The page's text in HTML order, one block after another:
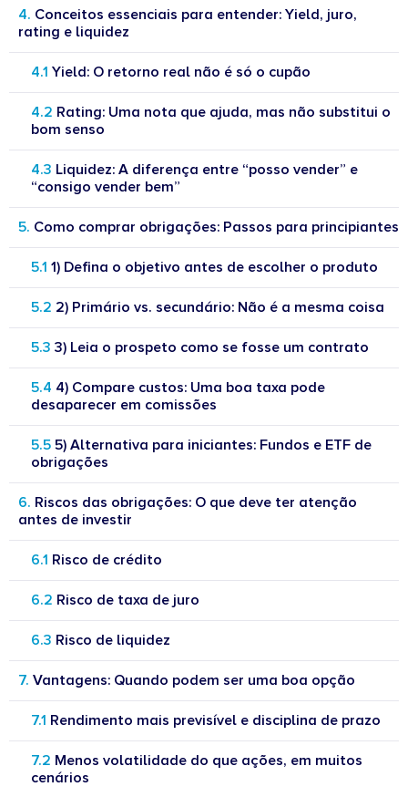
Conceitos essenciais para entender: Yield, juro,
rating e liquidez
Yield: O retorno real não é só o cupão
Rating: Uma nota que ajuda, mas não substitui o
bom senso
Liquidez: A diferença entre “posso vender” e
“consigo vender bem”
Como comprar obrigações: Passos para principiantes
1) Defina o objetivo antes de escolher o produto
2) Primário vs. secundário: Não é a mesma coisa
3) Leia o prospeto como se fosse um contrato
4) Compare custos: Uma boa taxa pode
desaparecer em comissões
5) Alternativa para iniciantes: Fundos e ETF de
obrigações
Riscos das obrigações: O que deve ter atenção
antes de investir
Risco de crédito
Risco de taxa de juro
Risco de liquidez
Vantagens: Quando podem ser uma boa opção
Rendimento mais previsível e disciplina de prazo
Menos volatilidade do que ações, em muitos
cenários